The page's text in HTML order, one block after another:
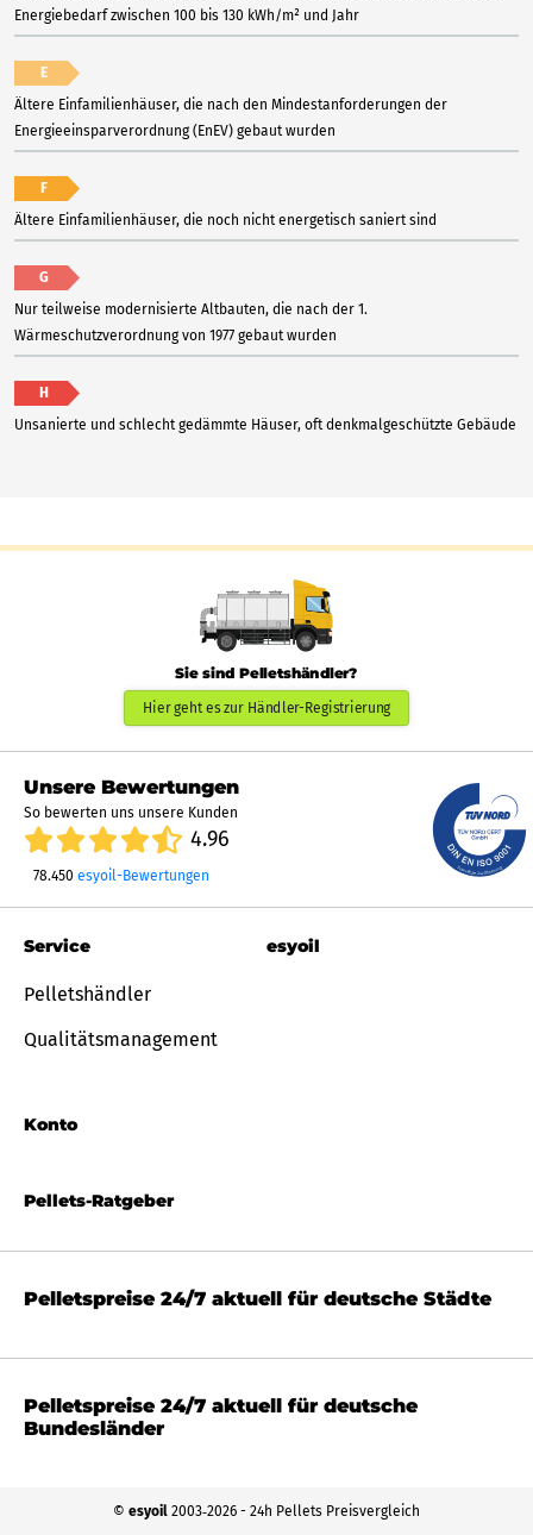
Energiebedarf zwischen 100 bis 130 kWh/m² und Jahr
E
Ältere Einfamilienhäuser, die nach den Mindestanforderungen der
Energieeinsparverordnung (EnEV) gebaut wurden
F
Ältere Einfamilienhäuser, die noch nicht energetisch saniert sind
G
Nur teilweise modernisierte Altbauten, die nach der 1.
Wärmeschutzverordnung von 1977 gebaut wurden
H
Unsanierte und schlecht gedämmte Häuser, oft denkmalgeschützte Gebäude
Sie sind Pelletshändler?
Hier geht es zur Händler-Registrierung
Unsere Bewertungen
So bewerten uns unsere Kunden
4.96
78.450 esyoil-Bewertungen
Pellets-Ratgeber
Service
Pelletshändler
Qualitätsmanagement
Konto
esyoil
Pelletspreise 24/7 aktuell für deutsche Städte
Pelletspreise 24/7 aktuell für deutsche
Bundesländer
© esyoil 2003‐2026 - 24h Pellets Preisvergleich